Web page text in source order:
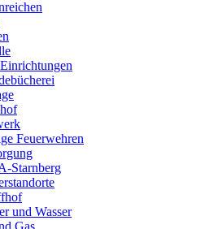
Feuerwehren
Starnberg
und Wasser
Gas